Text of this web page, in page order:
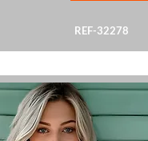
REF-32278